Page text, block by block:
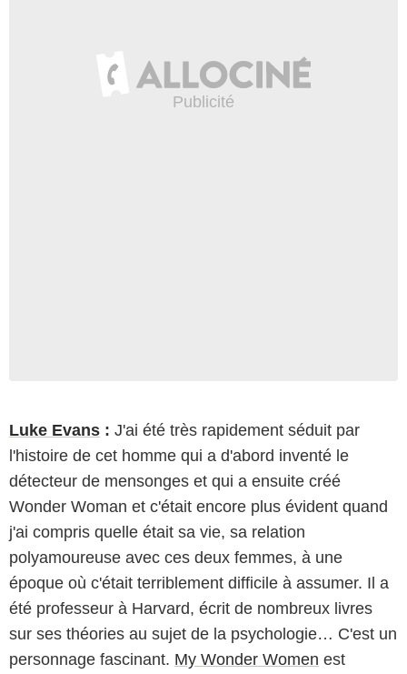
Luke Evans : J'ai été très rapidement séduit par
l'histoire de cet homme qui a d'abord inventé le
détecteur de mensonges et qui a ensuite créé
Wonder Woman et c'était encore plus évident quand
j'ai compris quelle était sa vie, sa relation
polyamoureuse avec ces deux femmes, à une
époque où c'était terriblement difficile à assumer. Il a
été professeur à Harvard, écrit de nombreux livres
sur ses théories au sujet de la psychologie… C'est un
personnage fascinant. My Wonder Women est